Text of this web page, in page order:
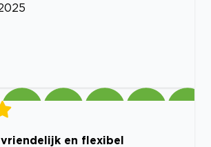
en flexibel